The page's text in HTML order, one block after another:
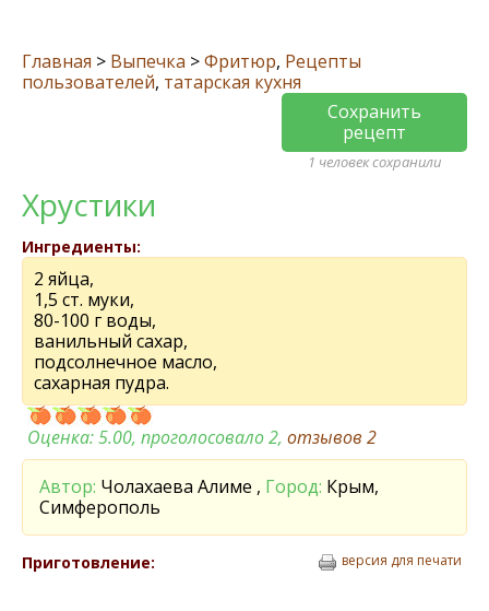
Главная > Выпечка >Фритюр, Рецепты
пользователей, татарская кухня
Сохранить
рецепт
1 человек сохранили
Хрустики
Ингредиенты:
2 яйца,
1,5 ст. муки,
80-100 г воды,
ванильный сахар,
подсолнечное масло,
сахарная пудра.
Оценка:5.00, проголосовало 2, отзывов 2
Автор: Чолахаева Алиме , Город: Крым,
Симферополь
Приготовление: версия для печати